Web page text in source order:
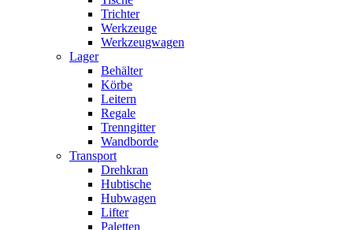
Trichter
Werkzeuge
Werkzeugwagen
Lager
Behälter
Körbe
Leitern
Regale
Trenngitter
Wandborde
Transport
Drehkran
Hubtische
Hubwagen
Lifter
Paletten